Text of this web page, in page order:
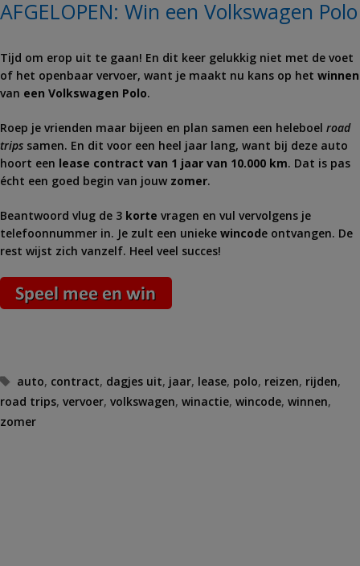
AFGELOPEN: Win een Volkswagen Polo
Tijd om erop uit te gaan! En dit keer gelukkig niet met de voet
of het openbaar vervoer, want je maakt nu kans op het winnen
van een Volkswagen Polo.
Roep je vrienden maar bijeen en plan samen een heleboel road
trips samen. En dit voor een heel jaar lang, want bij deze auto
hoort een lease contract van 1 jaar van 10.000 km. Dat is pas
écht een goed begin van jouw zomer.
Beantwoord vlug de 3 korte vragen en vul vervolgens je
telefoonnummer in. Je zult een unieke wincode ontvangen. De
rest wijst zich vanzelf. Heel veel succes!
Tags
auto, contract, dagjes uit, jaar, lease, polo, reizen, rijden,
road trips, vervoer, volkswagen, winactie, wincode, winnen,
zomer